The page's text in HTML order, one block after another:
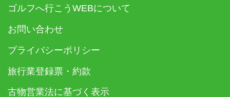
ゴルフへ行こうWEBについて
お問い合わせ
プライバシーポリシー
旅行業登録票・約款
古物営業法に基づく表示